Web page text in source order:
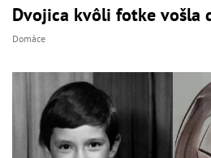
Dvojica kvôli fotke vošla
Domáce